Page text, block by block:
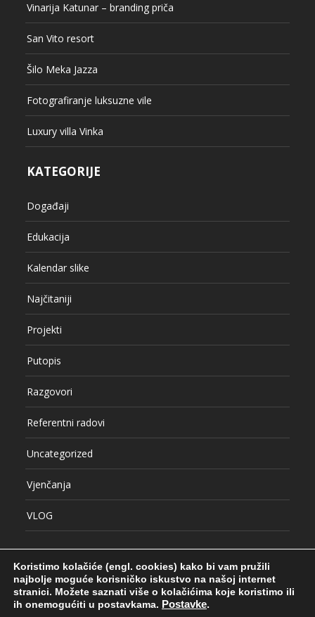
Vinarija Katunar – branding priča
San Vito resort
Šilo Meka Jazza
Fotografiranje luksuzne vile
Luxury villa Vinka
KATEGORIJE
Događaji
Edukacija
Kalendar slike
Najčitaniji
Projekti
Putopis
Razgovori
Referentni radovi
Uncategorized
Vjenčanja
VLOG
© COPYRIGHT SRĐAN HULAK
Koristimo kolačiće (engl. cookies) kako bi vam pružili
najbolje moguće korisničko iskustvo na našoj internet
stranici. Možete saznati više o kolačićima koje koristimo ili
ih onemogućiti u postavkama. Postavke.